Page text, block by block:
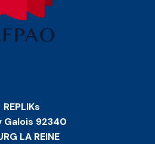
REPLIKs
Galois 92340
LA REINE